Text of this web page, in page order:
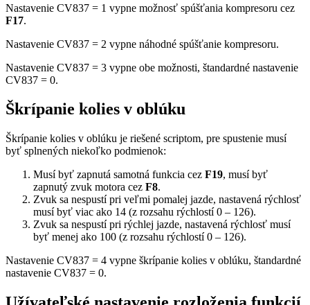
Nastavenie CV837 = 1 vypne možnosť spúšťania kompresoru cez
F17.
Nastavenie CV837 = 2 vypne náhodné spúšťanie kompresoru.
Nastavenie CV837 = 3 vypne obe možnosti, štandardné nastavenie
CV837 = 0.
Škrípanie kolies v oblúku
Škrípanie kolies v oblúku je riešené scriptom, pre spustenie musí
byť splnených niekoľko podmienok:
Musí byť zapnutá samotná funkcia cez F19, musí byť
zapnutý zvuk motora cez F8.
Zvuk sa nespustí pri veľmi pomalej jazde, nastavená rýchlosť
musí byť viac ako 14 (z rozsahu rýchlostí 0 – 126).
Zvuk sa nespustí pri rýchlej jazde, nastavená rýchlosť musí
byť menej ako 100 (z rozsahu rýchlostí 0 – 126).
Nastavenie CV837 = 4 vypne škrípanie kolies v oblúku, štandardné
nastavenie CV837 = 0.